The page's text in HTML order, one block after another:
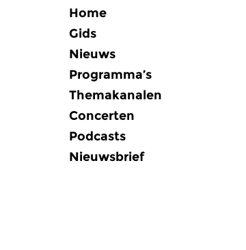
Home
Gids
Nieuws
Programma’s
Themakanalen
Concerten
Podcasts
Nieuwsbrief